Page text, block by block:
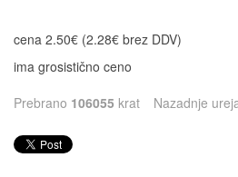
cena 2.50€ (2.28€ brez DDV)
ima grosistično ceno
Prebrano 106055 krat Nazadnje